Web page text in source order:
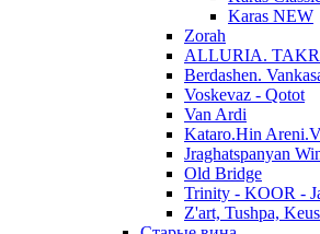
Karas NEW
Zorah
ALLURIA.
Berdashen.
Voskevaz - Qotot
Van Ardi
Kataro.Hin
Jraghatspanyan
Old Bridge
Trinity - KOOR -
Z'art, Tushpa,